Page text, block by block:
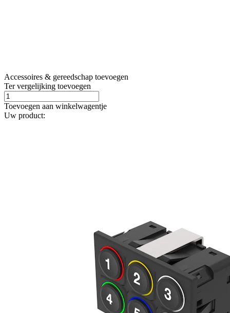
Accessoires & gereedschap toevoegen
Ter vergelijking toevoegen
Toevoegen aan winkelwagentje
Uw product: